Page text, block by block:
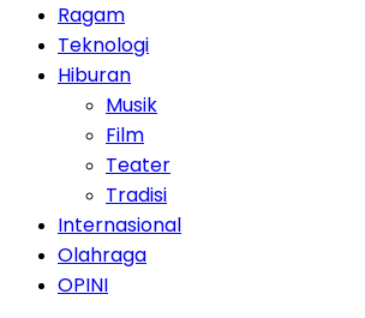
Ragam
Teknologi
Hiburan
Musik
Film
Teater
Tradisi
Internasional
Olahraga
OPINI